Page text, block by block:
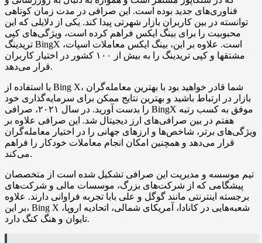
فناوری‌های جدید بوده است. این صرافی در مدت زمان کوتاهی
توانسته در بین کاربران بازار شهرتی پیدا کند. یکی از دلایلی که این
محبوبیت را برای بینگ ایکس فراهم کرده است، ویژگی‌های کپی
تریدینگ BingX است. علاوه بر این، بینگ ایکس معاملات اسپات،
مشتقها و کپی تریدینگ را به بیش از ۱۰۰ کشور در اختیار کاربران
قرار می‌دهد.
با استفاده از Bing X، شما قادر خواهید بود با بهترین معامله‌گران
بازار در ارتباط باشید و بهترین نتایج ممکن برای سرمایه‌گذاری خود
را بدست آورید. در سال ۲۰۲۱، صرافی BingX موفق به کسب رتبه
هفتم در بین صرافی‌های ارز دیجیتال شد. این صرافی علاوه بر
ویژگی‌های برتر، شاخص‌ها و ارزهای جهانی را در اختیار معامله‌گران
قرار می‌دهد و همچنین امکان انجام معاملات خودکار را فراهم
می‌کند.
تیم موسسه و مدیریت این صرافی تشکیل شده است از متخصصان
پیشگامی که از شرکت‌های بزرگ، موسسات مالی و شرکت‌های
برجسته اینترنتی مانند گوگل و علی بابا تجربه فراوانی دارند. علاوه
بر این، Bing X شعبه‌هایی در کانادا، آمریکای شمالی، اتحادیه اروپا،
تایوان و هنگ کنگ دارد.